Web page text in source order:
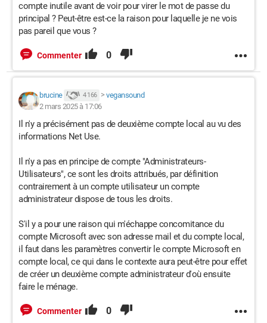
compte inutile avant de voir pour virer le mot de passe du
principal ? Peut-être est-ce la raison pour laquelle je ne vois
pas pareil que vous ?
Commenter 0
brucine 4 166 > vegansound
2 mars 2025 à 17:06
Il n'y a précisément pas de deuxième compte local au vu des
informations Net Use.
Il n'y a pas en principe de compte "Administrateurs-
Utilisateurs", ce sont les droits attribués, par définition
contrairement à un compte utilisateur un compte
administrateur dispose de tous les droits.
S'il y a pour une raison qui m'échappe concomitance du
compte Microsoft avec son adresse mail et du compte local,
il faut dans les paramètres convertir le compte Microsoft en
compte local, ce qui dans le contexte aura peut-être pour effet
de créer un deuxième compte administrateur d'où ensuite
faire le ménage.
Commenter 0